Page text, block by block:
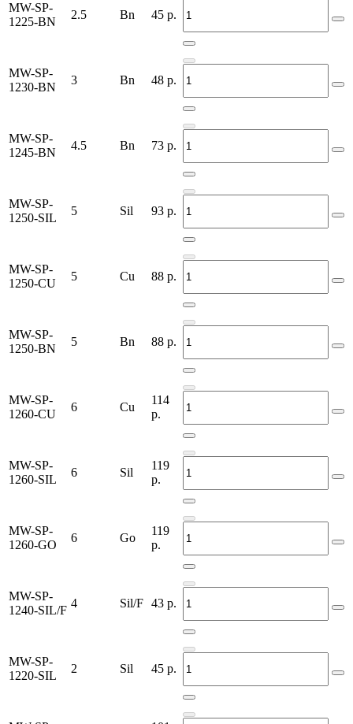
MW-SP-
1225-BN
2.5 Bn 45 р.
MW-SP-
1230-BN
3 Bn 48 р.
MW-SP-
1245-BN
4.5 Bn 73 р.
MW-SP-
1250-SIL
5 Sil 93 р.
MW-SP-
1250-CU
5 Cu 88 р.
MW-SP-
1250-BN
5 Bn 88 р.
MW-SP-
1260-CU
6 Cu
114
р.
MW-SP-
1260-SIL
6 Sil
119
р.
MW-SP-
1260-GO
6 Go
119
р.
MW-SP-
1240-SIL/F
4 Sil/F 43 р.
MW-SP-
1220-SIL
2 Sil 45 р.